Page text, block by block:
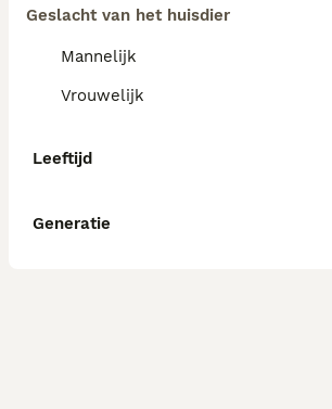
Geslacht van het huisdier
Mannelijk
Vrouwelijk
Leeftijd
Generatie